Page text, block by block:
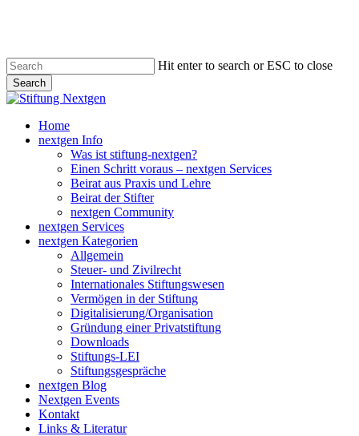
content
Hit enter to search or ESC to close
Search
Close
search
Menu
Home
nextgen Info
Was ist stiftung-nextgen?
Einen Schritt voraus – nextgen Services
Beirat aus Praxis und Lehre
Beirat der Stifter
nextgen Community
nextgen Services
nextgen Kategorien
Allgemein
Steuer- und Zivilrecht
Internationales Stiftungswesen
Vermögen in der Stiftung
Digitalisierung/Organisation
Gründung einer Privatstiftung
Downloads
Stiftungs-LEI
Stiftungsgespräche
nextgen Blog
Nextgen Events
Kontakt
Links & Literatur